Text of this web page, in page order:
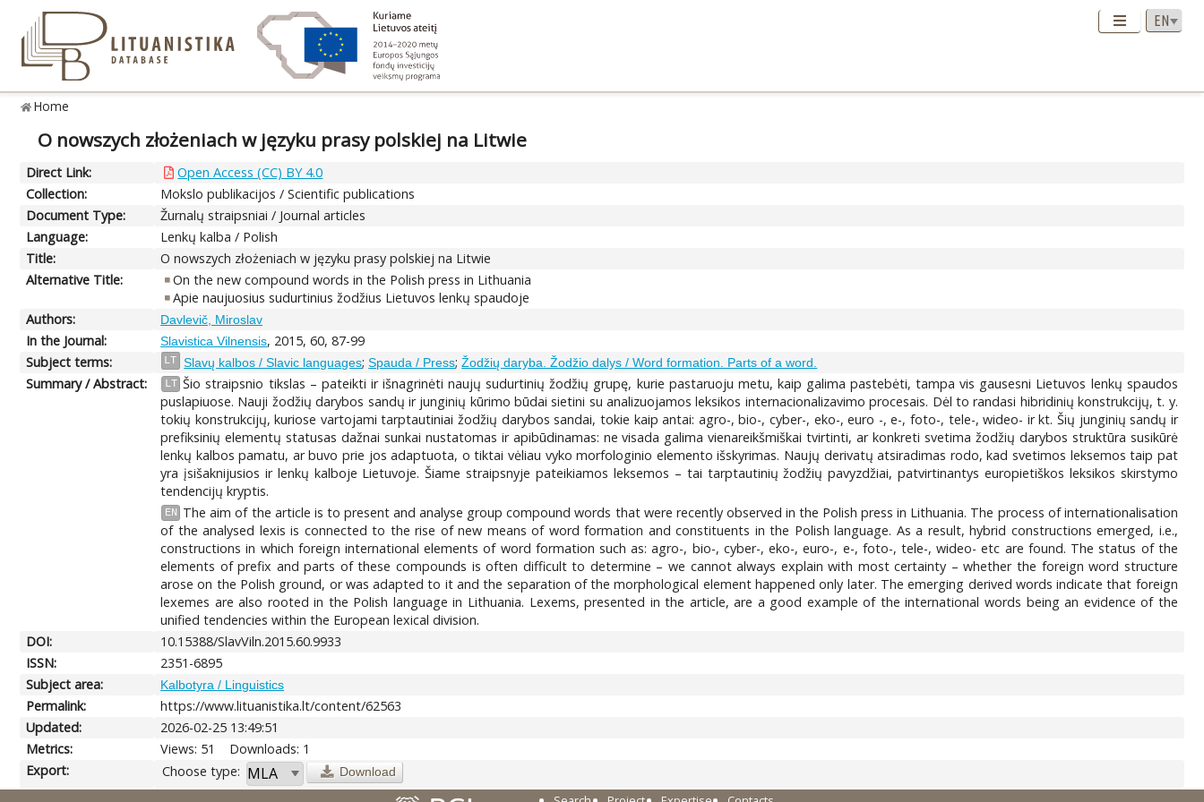
Home
O nowszych złożeniach w języku prasy polskiej na Litwie
Direct Link:
Open Access (CC) BY 4.0
Collection:
Mokslo publikacijos / Scientific publications
Document Type:
Žurnalų straipsniai / Journal articles
Language:
Lenkų kalba / Polish
Title:
O nowszych złożeniach w języku prasy polskiej na Litwie
Alternative Title:
On the new compound words in the Polish press in Lithuania
Apie naujuosius sudurtinius žodžius Lietuvos lenkų spaudoje
Authors:
Davlevič, Miroslav
In the Journal: Slavistica Vilnensis, 2015, 60, 87-99
Subject terms:
LT Slavų kalbos / Slavic languages;Spauda / Press;Žodžių daryba. Žodžio dalys / Word formation. Parts of a word.
Summary / Abstract: LT Šio straipsnio tikslas – pateikti ir išnagrinėti naujų sudurtinių žodžių grupę, kurie pastaruoju metu, kaip galima pastebėti, tampa vis gausesni Lietuvos lenkų spaudos
puslapiuose. Nauji žodžių darybos sandų ir junginių kūrimo būdai sietini su analizuojamos leksikos internacionalizavimo procesais. Dėl to randasi hibridinių konstrukcijų, t. y.
tokių konstrukcijų, kuriose vartojami tarptautiniai žodžių darybos sandai, tokie kaip antai: agro-, bio-, cyber-, eko-, euro -, e-, foto-, tele-, wideo- ir kt. Šių junginių sandų ir
prefiksinių elementų statusas dažnai sunkai nustatomas ir apibūdinamas: ne visada galima vienareikšmiškai tvirtinti, ar konkreti svetima žodžių darybos struktūra susikūrė
lenkų kalbos pamatu, ar buvo prie jos adaptuota, o tiktai vėliau vyko morfologinio elemento išskyrimas. Naujų derivatų atsiradimas rodo, kad svetimos leksemos taip pat
yra įsišaknijusios ir lenkų kalboje Lietuvoje. Šiame straipsnyje pateikiamos leksemos – tai tarptautinių žodžių pavyzdžiai, patvirtinantys europietiškos leksikos skirstymo
tendencijų kryptis.
EN
The aim of the article is to present and analyse group compound words that were recently observed in the Polish press in Lithuania. The process of internationalisation
of the analysed lexis is connected to the rise of new means of word formation and constituents in the Polish language. As a result, hybrid constructions emerged, i.e.,
constructions in which foreign international elements of word formation such as: agro-, bio-, cyber-, eko-, euro-, e-, foto-, tele-, wideo- etc are found. The status of the
elements of prefix and parts of these compounds is often difficult to determine – we cannot always explain with most certainty – whether the foreign word structure
arose on the Polish ground, or was adapted to it and the separation of the morphological element happened only later. The emerging derived words indicate that foreign
lexemes are also rooted in the Polish language in Lithuania. Lexems, presented in the article, are a good example of the international words being an evidence of the
unified tendencies within the European lexical division.
DOI:
10.15388/SlavViln.2015.60.9933
ISSN:
2351-6895
Subject area:
Kalbotyra / Linguistics
Permalink:
https://www.lituanistika.lt/content/62563
Updated:
2026-02-25 13:49:51
Metrics:
Views: 51
Downloads: 1
Export:
Choose type: Download